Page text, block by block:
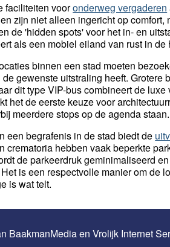
faciliteiten vooronderweg vergaderen
zijn niet alleen ingericht op
de 'hidden spots' voor het in- en
als een mobiel eiland van rust in de
binnen een stad moeten
gewenste uitstraling heeft. Grotere
dit type VIP-bus combineert de
het de eerste keuze voor
meerdere stops op de agenda staan.
een begrafenis in de stad biedt de
crematoria hebben vaak beperkte
de parkeerdruk geminimaliseerd
is een respectvolle manier om de
is wat telt.
BaakmanMediaen Vrolijk Internet